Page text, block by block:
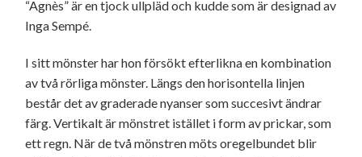
“Agnès” är en tjock ullpläd och kudde som är designad av
Inga Sempé.
I sitt mönster har hon försökt efterlikna en kombination
av två rörliga mönster. Längs den horisontella linjen
består det av graderade nyanser som succesivt ändrar
färg. Vertikalt är mönstret istället i form av prickar, som
ett regn. När de två mönstren möts oregelbundet blir